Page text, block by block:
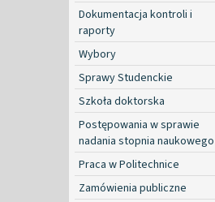
Dokumentacja kontroli i
raporty
Wybory
Sprawy Studenckie
Szkoła doktorska
Postępowania w sprawie
nadania stopnia naukowego
Praca w Politechnice
Zamówienia publiczne